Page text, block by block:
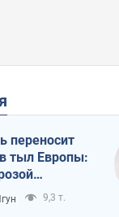
переносит
тыл Европы:
9,3 т.